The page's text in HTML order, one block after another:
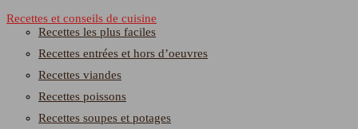
Recettes et conseils de cuisine
Recettes les plus faciles
Recettes entrées et hors d’oeuvres
Recettes viandes
Recettes poissons
Recettes soupes et potages